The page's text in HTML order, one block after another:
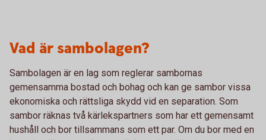
Vad är sambolagen?
Sambolagen är en lag som reglerar sambornas
gemensamma bostad och bohag och kan ge sambor vissa
ekonomiska och rättsliga skydd vid en separation. Som
sambor räknas två kärlekspartners som har ett gemensamt
hushåll och bor tillsammans som ett par. Om du bor med en